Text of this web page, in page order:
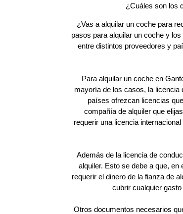
¿Cuáles son los
¿Vas a alquilar un coche para
pasos para alquilar un coche y
entre distintos proveedores y
Para alquilar un coche en
mayoría de los casos, la licencia
países ofrezcan licencias
compañía de alquiler que
requerir una licencia
Además de la licencia de
alquiler. Esto se debe a que,
requerir el dinero de la fianza de
cubrir cualquier
Otros documentos necesarios